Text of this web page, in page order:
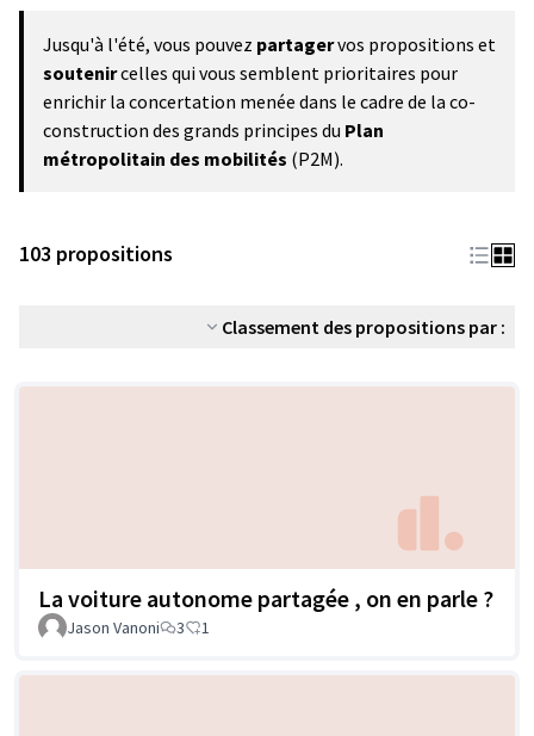
Jusqu'à l'été, vous pouvez partagervos propositions et
soutenircelles qui vous semblent prioritaires pour
enrichir la concertation menée dans le cadre de la co-
construction des grands principes du Plan
métropolitain des mobilités (P2M).
103 propositions
Classement des propositions par :
La voiture autonome partagée , on en parle ?
Jason Vanoni 3 1